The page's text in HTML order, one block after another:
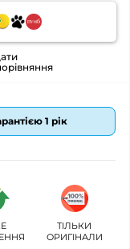
1 рік
ТІЛЬКИ
ОРИГІНАЛИ